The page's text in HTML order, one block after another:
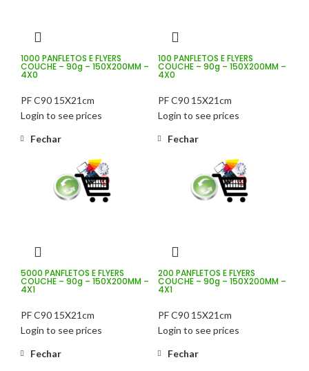
1000 PANFLETOS E FLYERS
COUCHE – 90g – 150X200MM –
4X0
PF C90 15X21cm
Login to see prices
100 PANFLETOS E FLYERS
COUCHE – 90g – 150X200MM –
4X0
PF C90 15X21cm
Login to see prices
Fechar
5000 PANFLETOS E FLYERS
COUCHE – 90g – 150X200MM –
4X1
PF C90 15X21cm
Login to see prices
Fechar
200 PANFLETOS E FLYERS
COUCHE – 90g – 150X200MM –
4X1
PF C90 15X21cm
Login to see prices
Fechar
Fechar